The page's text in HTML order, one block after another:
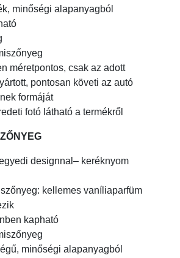
minőségi alapanyagból
méretpontos, csak az adott
pontosan követi az autó
formáját
fotó látható a termékről
designnal– keréknyom
kellemes vaníliaparfüm
kapható
minőségi alapanyagból